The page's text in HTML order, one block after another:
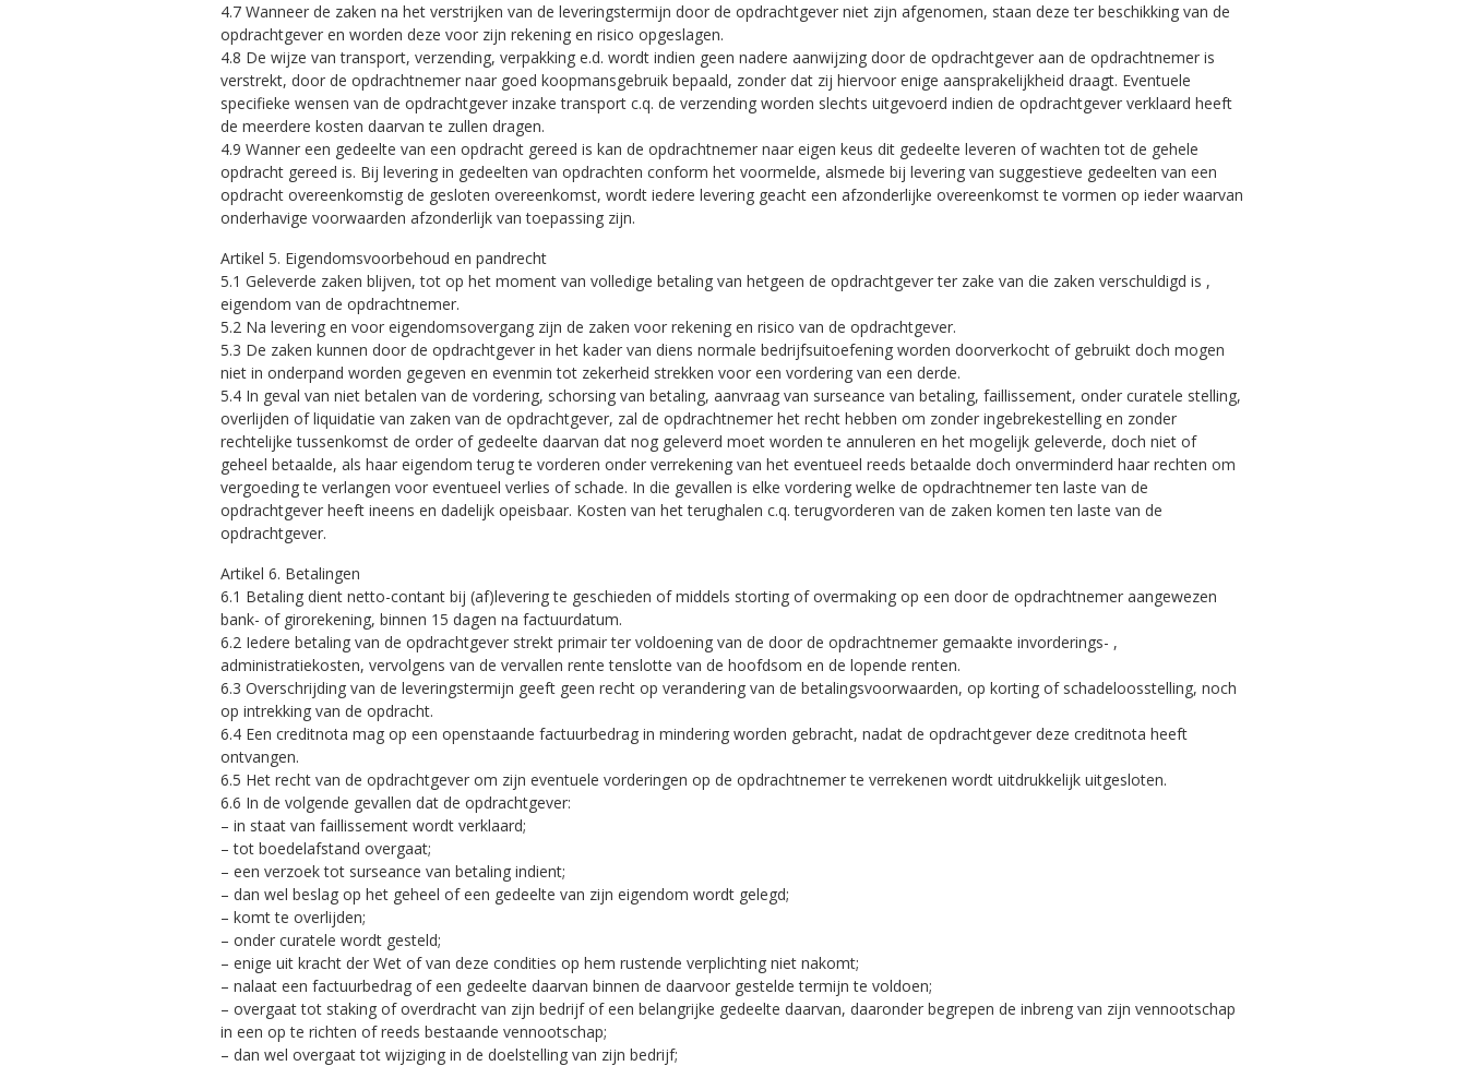
4.7 Wanneer de zaken na het verstrijken van de leveringstermijn door de opdrachtgever niet zijn afgenomen, staan deze ter beschikking van de
opdrachtgever en worden deze voor zijn rekening en risico opgeslagen.
4.8 De wijze van transport, verzending, verpakking e.d. wordt indien geen nadere aanwijzing door de opdrachtgever aan de opdrachtnemer is
verstrekt, door de opdrachtnemer naar goed koopmansgebruik bepaald, zonder dat zij hiervoor enige aansprakelijkheid draagt. Eventuele
specifieke wensen van de opdrachtgever inzake transport c.q. de verzending worden slechts uitgevoerd indien de opdrachtgever verklaard heeft
de meerdere kosten daarvan te zullen dragen.
4.9 Wanner een gedeelte van een opdracht gereed is kan de opdrachtnemer naar eigen keus dit gedeelte leveren of wachten tot de gehele
opdracht gereed is. Bij levering in gedeelten van opdrachten conform het voormelde, alsmede bij levering van suggestieve gedeelten van een
opdracht overeenkomstig de gesloten overeenkomst, wordt iedere levering geacht een afzonderlijke overeenkomst te vormen op ieder waarvan
onderhavige voorwaarden afzonderlijk van toepassing zijn.
Artikel 5. Eigendomsvoorbehoud en pandrecht
5.1 Geleverde zaken blijven, tot op het moment van volledige betaling van hetgeen de opdrachtgever ter zake van die zaken verschuldigd is ,
eigendom van de opdrachtnemer.
5.2 Na levering en voor eigendomsovergang zijn de zaken voor rekening en risico van de opdrachtgever.
5.3 De zaken kunnen door de opdrachtgever in het kader van diens normale bedrijfsuitoefening worden doorverkocht of gebruikt doch mogen
niet in onderpand worden gegeven en evenmin tot zekerheid strekken voor een vordering van een derde.
5.4 In geval van niet betalen van de vordering, schorsing van betaling, aanvraag van surseance van betaling, faillissement, onder curatele stelling,
overlijden of liquidatie van zaken van de opdrachtgever, zal de opdrachtnemer het recht hebben om zonder ingebrekestelling en zonder
rechtelijke tussenkomst de order of gedeelte daarvan dat nog geleverd moet worden te annuleren en het mogelijk geleverde, doch niet of
geheel betaalde, als haar eigendom terug te vorderen onder verrekening van het eventueel reeds betaalde doch onverminderd haar rechten om
vergoeding te verlangen voor eventueel verlies of schade. In die gevallen is elke vordering welke de opdrachtnemer ten laste van de
opdrachtgever heeft ineens en dadelijk opeisbaar. Kosten van het terughalen c.q. terugvorderen van de zaken komen ten laste van de
opdrachtgever.
Artikel 6. Betalingen
6.1 Betaling dient netto-contant bij (af)levering te geschieden of middels storting of overmaking op een door de opdrachtnemer aangewezen
bank- of girorekening, binnen 15 dagen na factuurdatum.
6.2 Iedere betaling van de opdrachtgever strekt primair ter voldoening van de door de opdrachtnemer gemaakte invorderings- ,
administratiekosten, vervolgens van de vervallen rente tenslotte van de hoofdsom en de lopende renten.
6.3 Overschrijding van de leveringstermijn geeft geen recht op verandering van de betalingsvoorwaarden, op korting of schadeloosstelling, noch
op intrekking van de opdracht.
6.4 Een creditnota mag op een openstaande factuurbedrag in mindering worden gebracht, nadat de opdrachtgever deze creditnota heeft
ontvangen.
6.5 Het recht van de opdrachtgever om zijn eventuele vorderingen op de opdrachtnemer te verrekenen wordt uitdrukkelijk uitgesloten.
6.6 In de volgende gevallen dat de opdrachtgever:
– in staat van faillissement wordt verklaard;
– tot boedelafstand overgaat;
– een verzoek tot surseance van betaling indient;
– dan wel beslag op het geheel of een gedeelte van zijn eigendom wordt gelegd;
– komt te overlijden;
– onder curatele wordt gesteld;
– enige uit kracht der Wet of van deze condities op hem rustende verplichting niet nakomt;
– nalaat een factuurbedrag of een gedeelte daarvan binnen de daarvoor gestelde termijn te voldoen;
– overgaat tot staking of overdracht van zijn bedrijf of een belangrijke gedeelte daarvan, daaronder begrepen de inbreng van zijn vennootschap
in een op te richten of reeds bestaande vennootschap;
– dan wel overgaat tot wijziging in de doelstelling van zijn bedrijf;